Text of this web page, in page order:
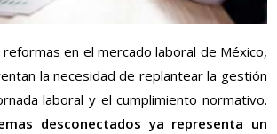
en el mercado laboral de México,
la necesidad de replantear la gestión
laboral y el cumplimiento normativo.
desconectados ya representa un